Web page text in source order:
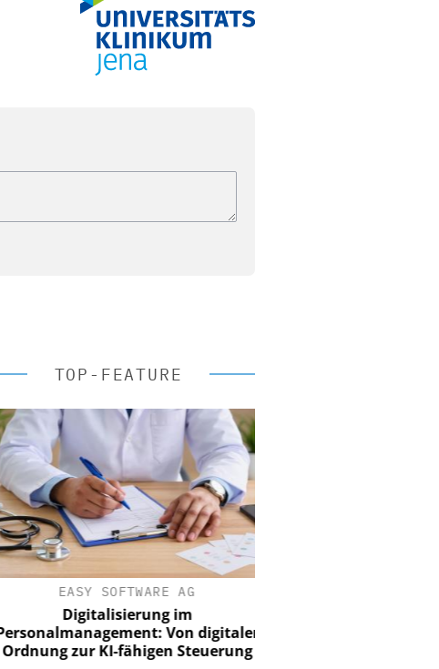
TOP-FEATURE
EASY SOFTWARE AG
Digitalisierung im
Von digitaler
Ordnung zur KI-fähigen Steuerung